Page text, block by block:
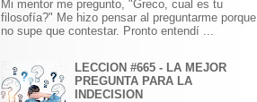
Mi mentor me pregunto, "Greco, cual es tu
filosofía?" Me hizo pensar al preguntarme porque
no supe que contestar. Pronto entendí ...
LECCION #665 - LA MEJOR
PREGUNTA PARA LA
INDECISION